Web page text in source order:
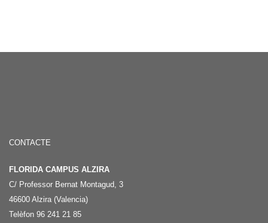
CONTACTE
FLORIDA CAMPUS ALZIRA
C/ Professor Bernat Montagud, 3
46600 Alzira (Valencia)
Telèfon 96 241 21 85